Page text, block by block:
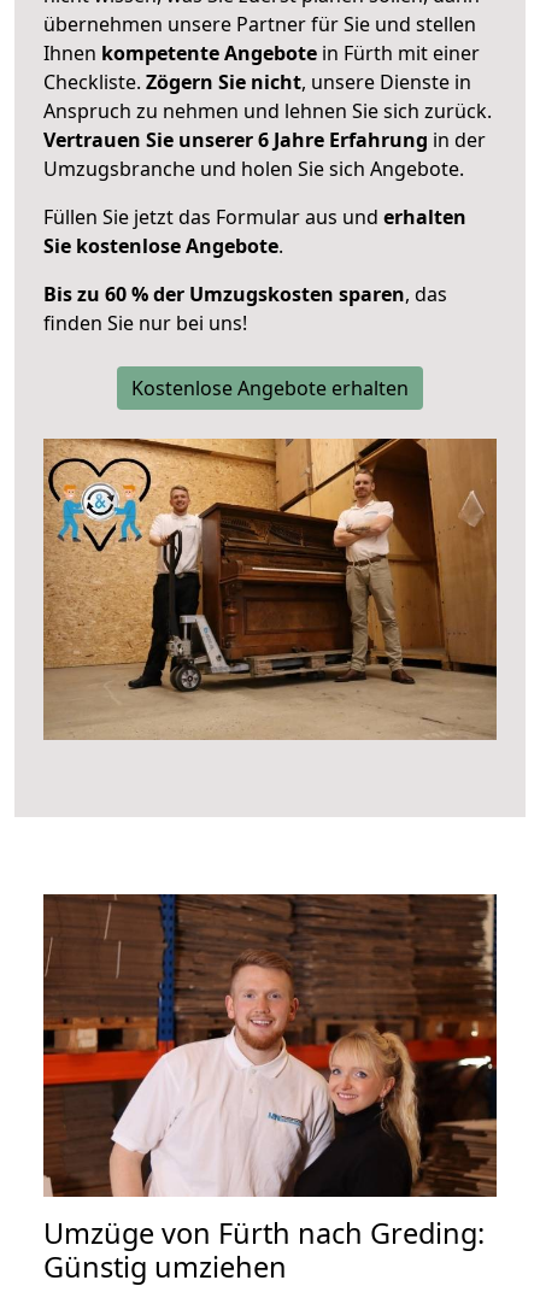
übernehmen unsere Partner für Sie und stellen
Ihnen kompetente Angebote in Fürth mit einer
Checkliste. Zögern Sie nicht, unsere Dienste in
Anspruch zu nehmen und lehnen Sie sich zurück.
Vertrauen Sie unserer 6 Jahre Erfahrung in der
Umzugsbranche und holen Sie sich Angebote.
Füllen Sie jetzt das Formular aus und erhalten
Sie kostenlose Angebote.
Bis zu 60 % der Umzugskosten sparen, das
finden Sie nur bei uns!
Kostenlose Angebote erhalten
Umzüge von Fürth nach Greding:
Günstig umziehen